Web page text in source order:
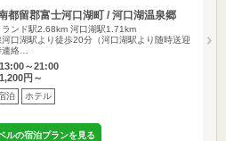
都留郡富士河口湖町 / 河口湖温泉郷
ランド駅2.68km 河口湖駅1.71km
口湖駅より徒歩20分（河口湖駅より随時送迎
絡…
～21:00
円～
泊 ホテル
ルの宿泊プランを見る